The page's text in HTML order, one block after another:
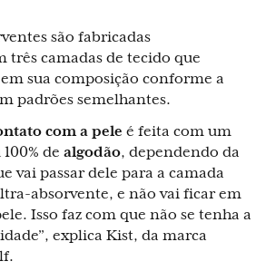
são fabricadas
camadas de tecido que
sua composição conforme a
padrões semelhantes.
com a pele é feita com um
de algodão, dependendo da
vai passar dele para a camada
absorvente, e não vai ficar em
Isso faz com que não se tenha a
explica Kist, da marca